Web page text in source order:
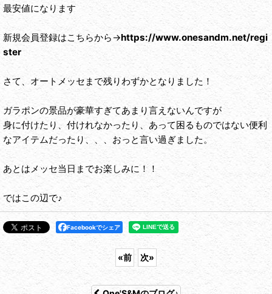
最安値になります
新規会員登録はこちらから→https://www.onesandm.net/regi
ster
さて、オートメッセまで残りわずかとなりました！
ガラポンの景品が豪華すぎてあまり言えないんですが
身に付けたり、付けれなかったり、あって困るものではない便利
なアイテムだったり、、、おっと言い過ぎました。
あとはメッセ当日までお楽しみに！！
ではこの辺で♪
Facebookでシェア
«前 次»